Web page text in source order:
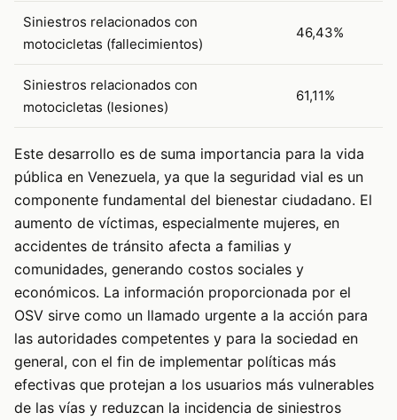
Siniestros relacionados con
motocicletas (fallecimientos)
46,43%
Siniestros relacionados con
motocicletas (lesiones)
61,11%
Este desarrollo es de suma importancia para la vida
pública en Venezuela, ya que la seguridad vial es un
componente fundamental del bienestar ciudadano. El
aumento de víctimas, especialmente mujeres, en
accidentes de tránsito afecta a familias y
comunidades, generando costos sociales y
económicos. La información proporcionada por el
OSV sirve como un llamado urgente a la acción para
las autoridades competentes y para la sociedad en
general, con el fin de implementar políticas más
efectivas que protejan a los usuarios más vulnerables
de las vías y reduzcan la incidencia de siniestros